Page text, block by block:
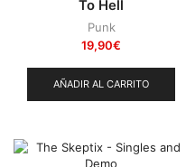
To Hell
Punk
19,90€
AÑADIR AL CARRITO